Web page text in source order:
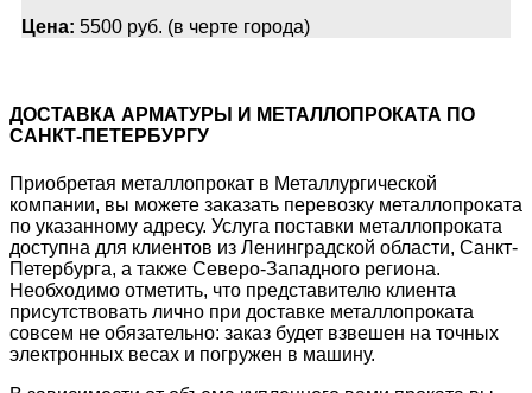
Цена: 5500 руб. (в черте города)
ДОСТАВКА АРМАТУРЫ И МЕТАЛЛОПРОКАТА ПО
САНКТ-ПЕТЕРБУРГУ
Приобретая металлопрокат в Металлургической
компании, вы можете заказать перевозку металлопроката
по указанному адресу. Услуга поставки металлопроката
доступна для клиентов из Ленинградской области, Санкт-
Петербурга, а также Северо-Западного региона.
Необходимо отметить, что представителю клиента
присутствовать лично при доставке металлопроката
совсем не обязательно: заказ будет взвешен на точных
электронных весах и погружен в машину.